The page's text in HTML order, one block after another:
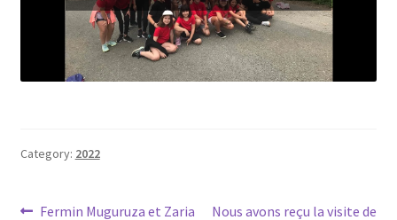
Category: 2022
Previous
Fermin Muguruza et Zaria
Next
Nous avons reçu la visite de